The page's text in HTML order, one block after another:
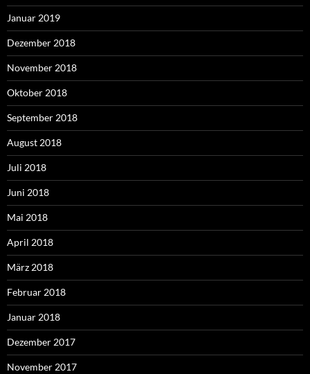
Januar 2019
Dezember 2018
November 2018
Oktober 2018
September 2018
August 2018
Juli 2018
Juni 2018
Mai 2018
April 2018
März 2018
Februar 2018
Januar 2018
Dezember 2017
November 2017